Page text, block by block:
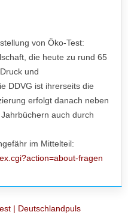
von Öko-Test:
die heute zu rund 65
und
DDVG ist ihrerseits die
erfolgt danach neben
auch durch
im Mittelteil:
fragen
| Deutschlandpuls